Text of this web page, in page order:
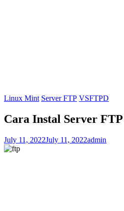
Linux Mint Server FTP VSFTPD
Cara Instal Server
July 11, 2022July 11, 2022admin